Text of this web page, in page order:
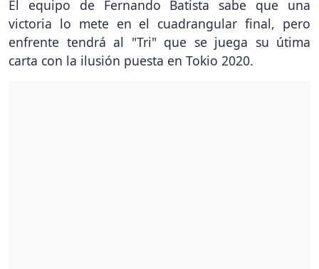
El equipo de Fernando Batista sabe que una
victoria lo mete en el cuadrangular final, pero
enfrente tendrá al "Tri" que se juega su útima
carta con la ilusión puesta en Tokio 2020.